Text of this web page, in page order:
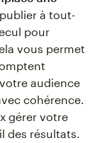
à tout-
pour
vous permet
audience
cohérence.
gérer votre
des résultats.